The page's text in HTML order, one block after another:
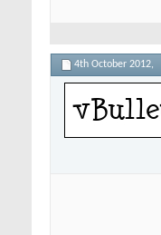
4th October 2012,